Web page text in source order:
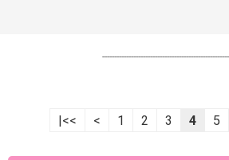
|<< < 1 2 3 4 5